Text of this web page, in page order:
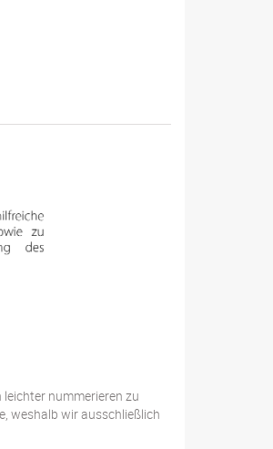
nummerieren zu
weshalb wir ausschließlich